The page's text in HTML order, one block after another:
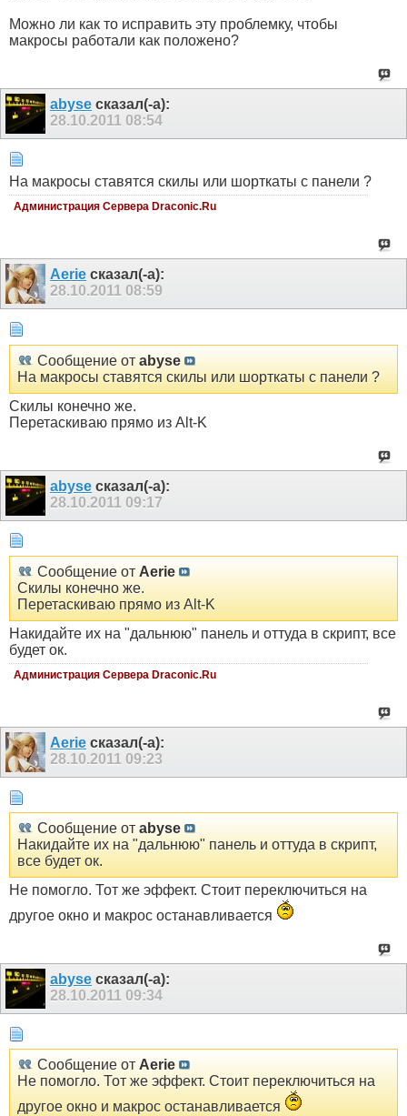
Можно ли как то исправить эту проблемку, чтобы
макросы работали как положено?
abyse сказал(-а):
28.10.2011 08:54
На макросы ставятся скилы или шорткаты с панели ?
Администрация Сервера Draconic.Ru
Aerie сказал(-а):
28.10.2011 08:59
Сообщение от abyse
На макросы ставятся скилы или шорткаты с панели ?
Скилы конечно же.
Перетаскиваю прямо из Alt-K
abyse сказал(-а):
28.10.2011 09:17
Сообщение от Aerie
Скилы конечно же.
Перетаскиваю прямо из Alt-K
Накидайте их на "дальнюю" панель и оттуда в скрипт, все
будет ок.
Администрация Сервера Draconic.Ru
Aerie сказал(-а):
28.10.2011 09:23
Сообщение от abyse
Накидайте их на "дальнюю" панель и оттуда в скрипт,
все будет ок.
Не помогло. Тот же эффект. Стоит переключиться на
другое окно и макрос останавливается
abyse сказал(-а):
28.10.2011 09:34
Сообщение от Aerie
Не помогло. Тот же эффект. Стоит переключиться на
другое окно и макрос останавливается